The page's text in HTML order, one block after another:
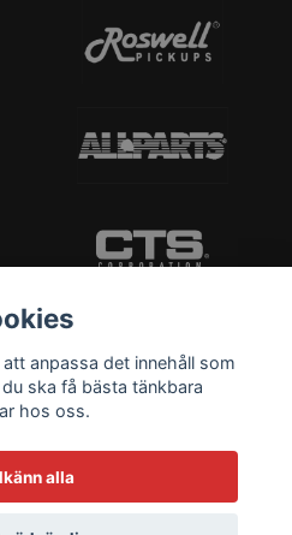
anpassa det innehåll som
ska få bästa tänkbara
hos oss.
alla